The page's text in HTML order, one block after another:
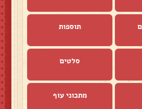
תוספות
סלטים
מתכוני עוף